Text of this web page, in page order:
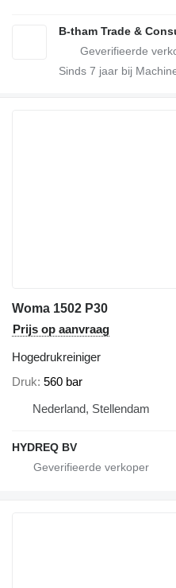
B-tham Trade &
Sinds 7 jaar bij
Woma 1502 P30
Prijs op aanvraag
Hogedrukreiniger
Druk 560 bar
Nederland, Stellendam
HYDREQ BV